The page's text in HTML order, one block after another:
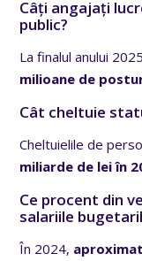
Câți angajați
public?
La finalul anului
milioane de
Cât cheltuie
Cheltuielile de
miliarde de lei în
Ce procent din
salariile
În 2024,